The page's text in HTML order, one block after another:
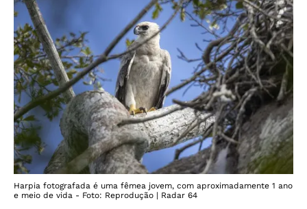
Harpia fotografada é uma fêmea jovem, com aproximadamente 1 ano
e meio de vida - Foto: Reprodução | Radar 64